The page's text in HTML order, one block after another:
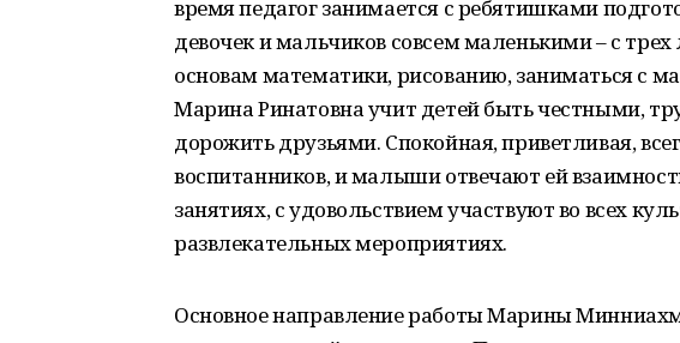
время педагог занимается с ребятишками
девочек и мальчиков совсем маленькими – с
основам математики, рисованию, заниматься с
Марина Ринатовна учит детей быть честными,
дорожить друзьями. Спокойная, приветливая,
воспитанников, и малыши отвечают ей
занятиях, с удовольствием участвуют во всех
развлекательных мероприятиях.
Основное направление работы Марины